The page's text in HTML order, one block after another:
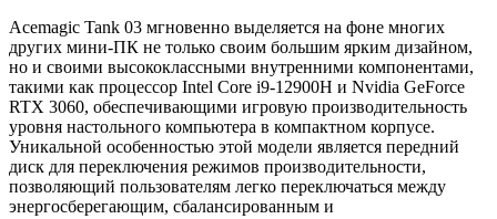
Acemagic Tank 03 мгновенно выделяется на фоне многих
других мини-ПК не только своим большим ярким дизайном,
но и своими высококлассными внутренними компонентами,
такими как процессор Intel Core i9-12900H и Nvidia GeForce
RTX 3060, обеспечивающими игровую производительность
уровня настольного компьютера в компактном корпусе.
Уникальной особенностью этой модели является передний
диск для переключения режимов производительности,
позволяющий пользователям легко переключаться между
энергосберегающим, сбалансированным и